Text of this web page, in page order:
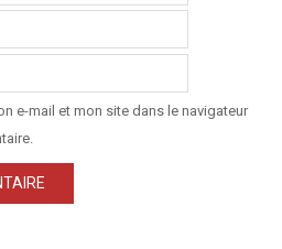
e-mail et mon site dans le navigateur